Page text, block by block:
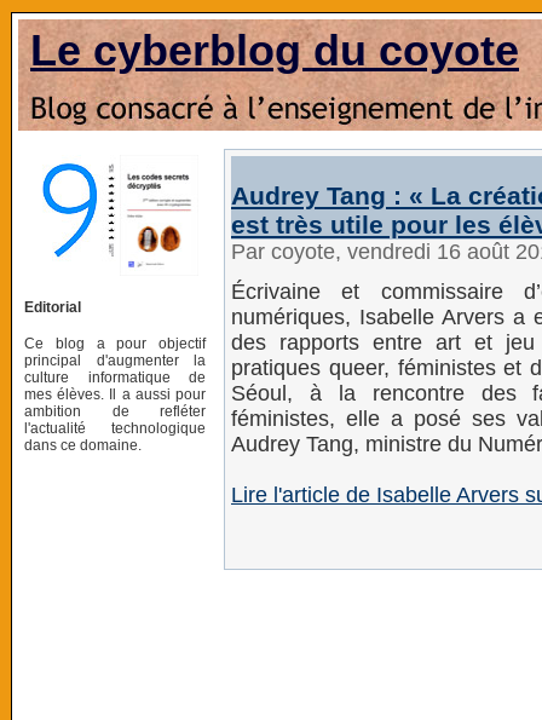
Le cyberblog du coyote
Editorial
Ce blog a pour objectif
principal d'augmenter la
culture informatique de
mes élèves. Il a aussi pour
ambition de refléter
l'actualité technologique
dans ce domaine.
Audrey Tang : « La
est très utile pour les
Par coyote, vendredi 16 août
Écrivaine et commissaire
numériques, Isabelle Arvers a
des rapports entre art et
pratiques queer, féministes et
Séoul, à la rencontre des
féministes, elle a posé ses
Audrey Tang, ministre du
Lire l'article de Isabelle Arvers